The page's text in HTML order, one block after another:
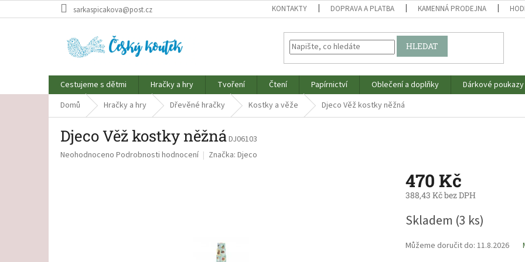
na
sarkaspicakova@post.cz KONTAKTY DOPRAVA A PLATBA KAMENNÁ PRODEJNA
HLEDAT
Cestujeme s dětmi Hračky a hry Tvoření Čtení Papírnictví Oblečení a doplňky Dárkové poukazy
Domů
Hračky a hry Dřevěné hračky Kostky a věže Djeco Věž kostky něžná
Djeco Věž kostky něžnáDJ06103
Průměrné
Neohodnoceno Podrobnosti hodnocení Značka: Djeco
470 Kč
388,43 Kč bez DPH
cena:
Skladem (3 ks)
Můžeme doručit do: 11.8.2026